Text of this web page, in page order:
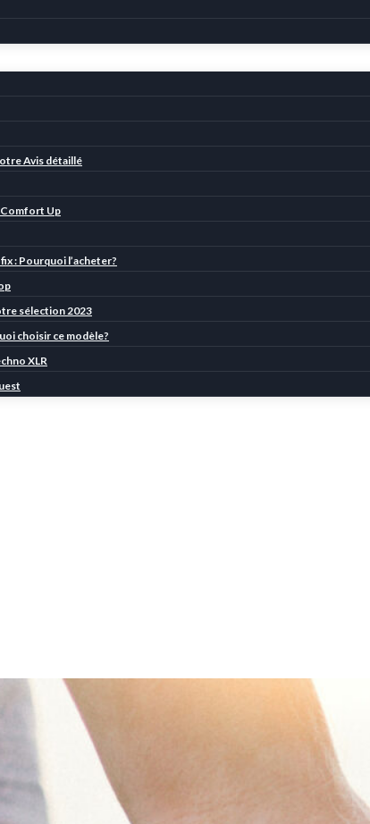
Avis détaillé
Up
: Pourquoi l’acheter?
sélection 2023
choisir ce modèle?
XLR